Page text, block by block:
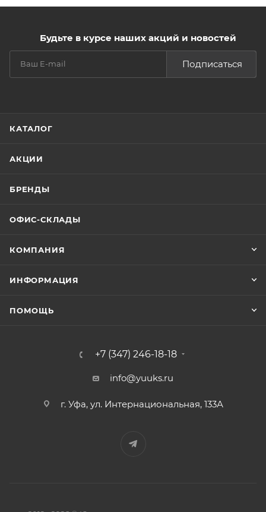
Будьте в курсе наших акций и новостей
Подписаться
КАТАЛОГ
АКЦИИ
БРЕНДЫ
ОФИС-СКЛАДЫ
КОМПАНИЯ
ИНФОРМАЦИЯ
ПОМОЩЬ
+7 (347) 246-18-18
info@yuuks.ru
г. Уфа, ул. Интернациональная, 133А